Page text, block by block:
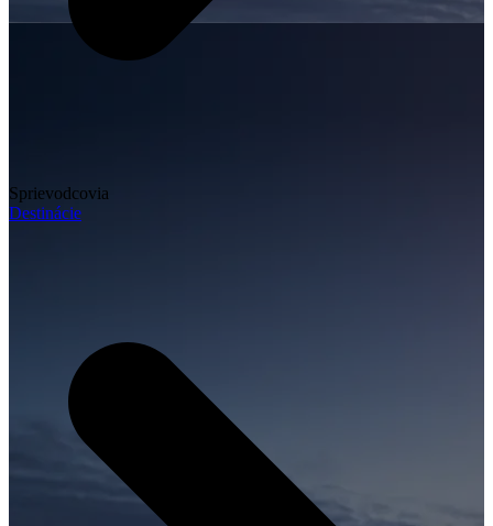
Sprievodcovia
Destinácie